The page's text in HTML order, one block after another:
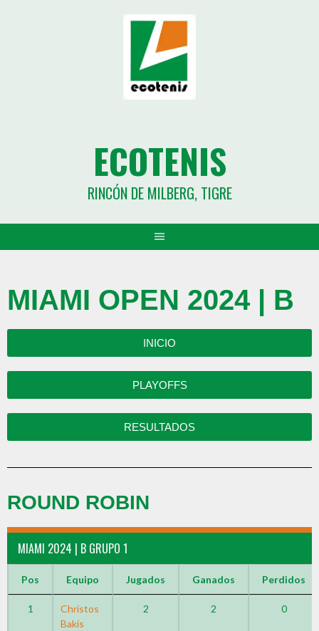
ECOTENIS
RINCÓN DE MILBERG, TIGRE
MIAMI OPEN 2024 | B
INICIO
PLAYOFFS
RESULTADOS
ROUND ROBIN
MIAMI 2024 | B GRUPO 1
Pos Equipo Jugados Ganados Perdidos
1
Christos
Bakis
2 2 0